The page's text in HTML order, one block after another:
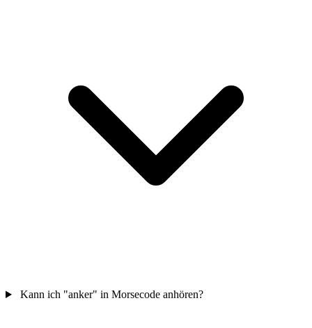
Kann ich "anker" in Morsecode anhören?